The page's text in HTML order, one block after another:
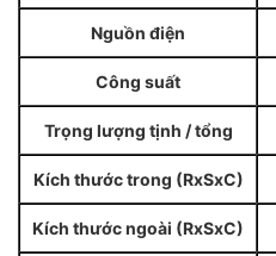
Nguồn điện
Công suất
Trọng lượng tịnh / tổng
Kích thước trong (RxSxC)
Kích thước ngoài (RxSxC)